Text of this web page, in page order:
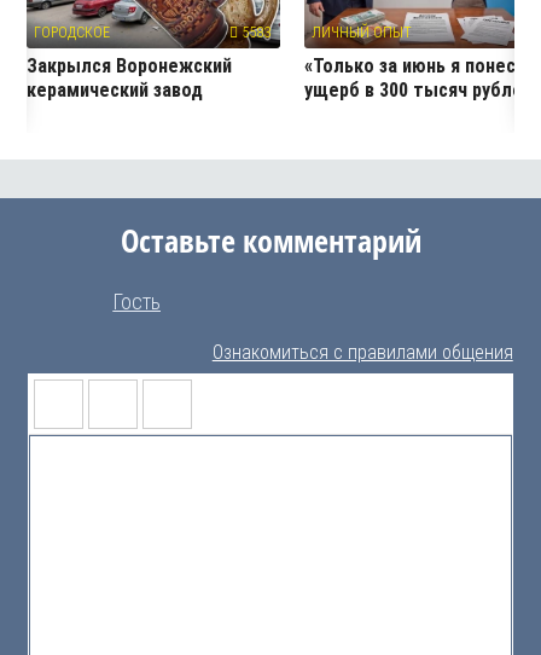
ГОРОДСКОЕ 5583
Закрылся Воронежский
керамический завод
ЛИЧНЫЙ ОПЫТ
«Только за июнь я понесла
ущерб в 300 тысяч рублей»
Оставьте комментарий
Гость
Ознакомиться с правилами общения